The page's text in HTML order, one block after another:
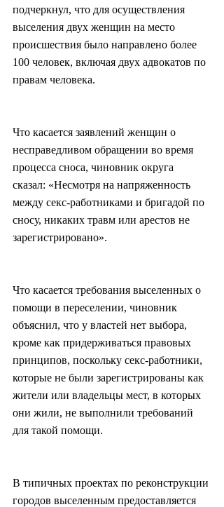
подчеркнул, что для осуществления
выселения двух женщин на место
происшествия было направлено более
100 человек, включая двух адвокатов по
правам человека.
Что касается заявлений женщин о
несправедливом обращении во время
процесса сноса, чиновник округа
сказал: «Несмотря на напряженность
между секс-работниками и бригадой по
сносу, никаких травм или арестов не
зарегистрировано».
Что касается требования выселенных о
помощи в переселении, чиновник
объяснил, что у властей нет выбора,
кроме как придерживаться правовых
принципов, поскольку секс-работники,
которые не были зарегистрированы как
жители или владельцы мест, в которых
они жили, не выполнили требований
для такой помощи.
В типичных проектах по реконструкции
городов выселенным предоставляется